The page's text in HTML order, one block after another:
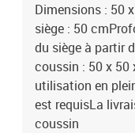
Dimensions : 50
siège : 50
du siège à partir
coussin : 50 x 50
utilisation en
est requisLa
coussin